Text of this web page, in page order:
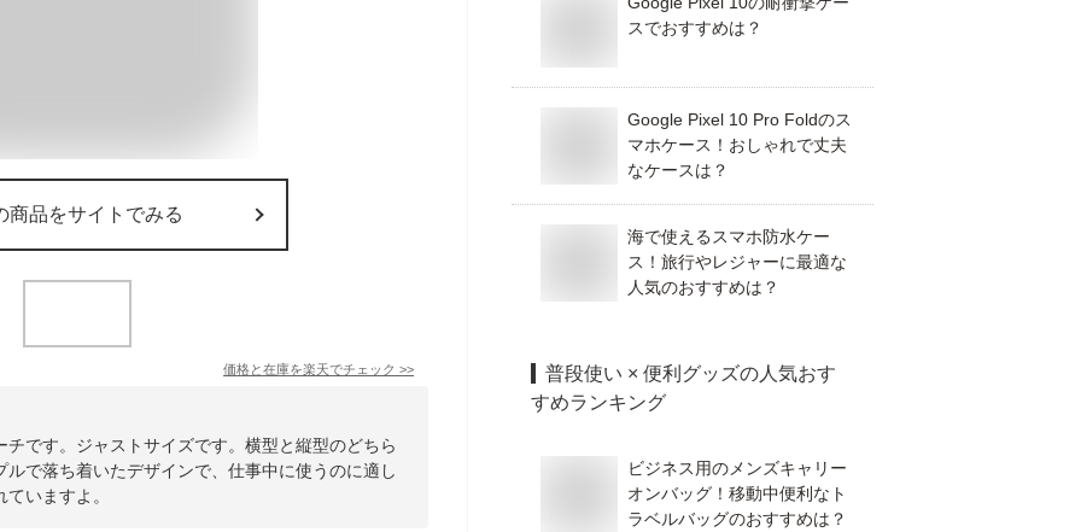
商品をサイトでみる
価格と在庫を楽天でチェック >>
です。ジャストサイズです。横型と縦型のどちら
で落ち着いたデザインで、仕事中に使うのに適し
いますよ。
スでおすすめは？
Google Pixel 10 Pro Foldのス
マホケース！おしゃれで丈夫
なケースは？
海で使えるスマホ防水ケー
ス！旅行やレジャーに最適な
人気のおすすめは？
普段使い × 便利グッズの人気おす
すめランキング
ビジネス用のメンズキャリー
オンバッグ！移動中便利なト
ラベルバッグのおすすめは？